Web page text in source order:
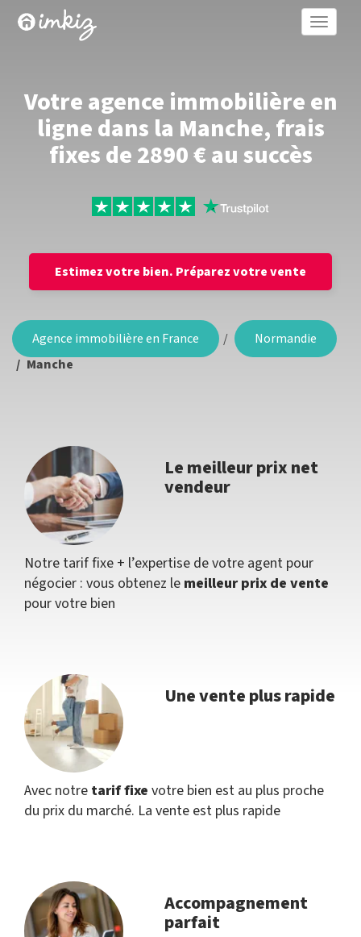
Toggle
Votre agence immobilière en
ligne dans la Manche, frais
fixes de 2890 € au succès
Estimez votre bien. Préparez votre vente
Agence immobilière en France
Normandie
Manche
Le meilleur prix net
vendeur
Notre tarif fixe + l’expertise de votre agent pour
négocier : vous obtenez le meilleur prix de vente
pour votre bien
Une vente plus rapide
Avec notre tarif fixe votre bien est au plus proche
du prix du marché. La vente est plus rapide
Accompagnement
parfait